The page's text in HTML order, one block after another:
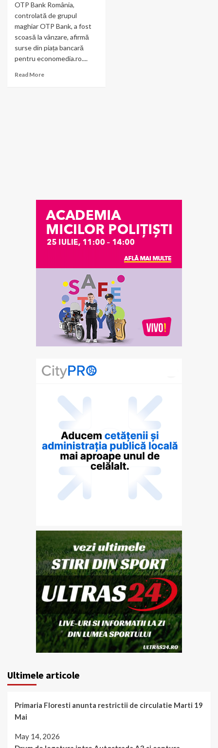
OTP Bank România,
controlată de grupul
maghiar OTP Bank, a fost
scoasă la vânzare, afirmă
surse din piața bancară
pentru economedia.ro....
Read More
Ultimele articole
Primaria Floresti anunta restrictii de circulatie Marti 19
Mai
May 14, 2026